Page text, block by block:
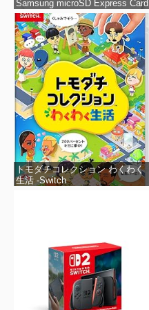
Samsung microSD Express Card
256GB for Nintendo Switch 2（サ
ムスン マイクロSDエクスプレス
カード 256GB）
トモダチコレクション わくわく
生活 -Switch